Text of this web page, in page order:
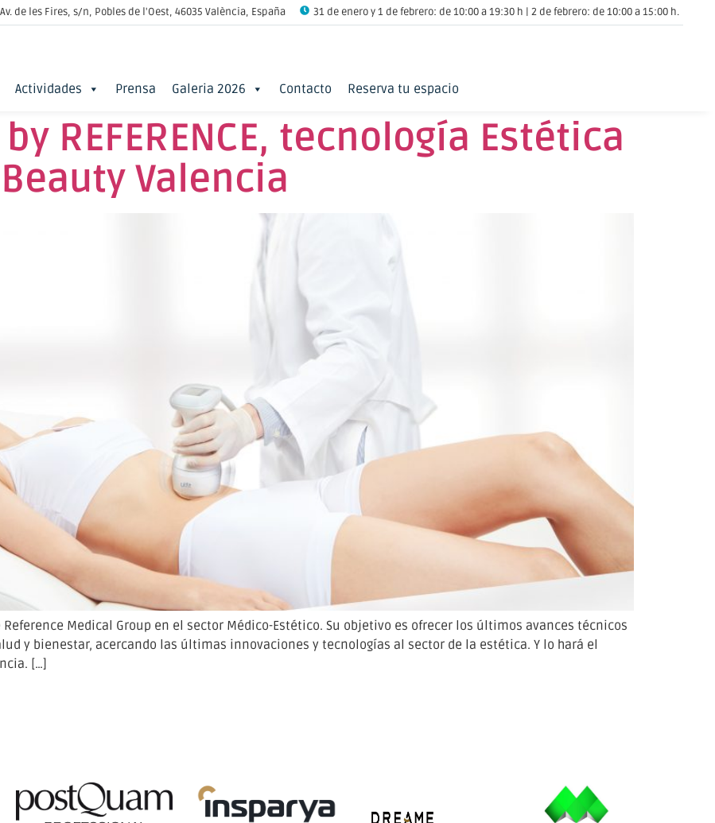
Av. de les Fires, s/n, Pobles de l'Oest, 46035 València, España 31 de enero y 1 de febrero: de 10:00 a 19:30 h | 2 de febrero: de 10:00 a 15:00 h.
Actividades Prensa Galeria 2026 Contacto Reserva tu espacio
by REFERENCE, tecnología Estética
Valencia
Medical Group en el sector Médico-Estético. Su objetivo es ofrecer los últimos avances técnicos
y bienestar, acercando las últimas innovaciones y tecnologías al sector de la estética. Y lo hará el
[…]